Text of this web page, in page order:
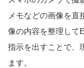
メモなどの画像を直
像の内容を整理して
指示を出すことで、
ます。